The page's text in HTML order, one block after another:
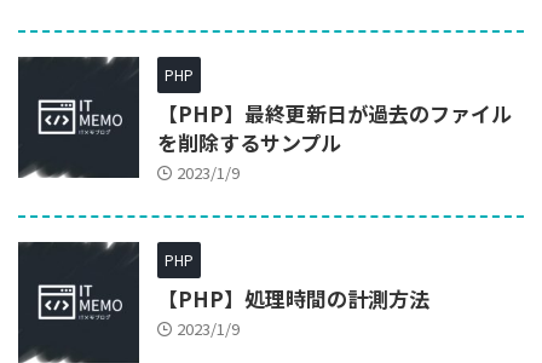
PHP
【PHP】最終更新日が過去のファイル
を削除するサンプル
2023/1/9
PHP
【PHP】処理時間の計測方法
2023/1/9